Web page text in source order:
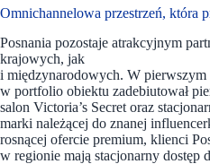
Omnichannelowa przestrzeń, która
Posnania pozostaje atrakcyjnym
krajowych, jak
i międzynarodowych. W pierwszym
w portfolio obiektu zadebiutował
salon Victoria’s Secret oraz
marki należącej do znanej
rosnącej ofercie premium, klienci
w regionie mają stacjonarny dostęp